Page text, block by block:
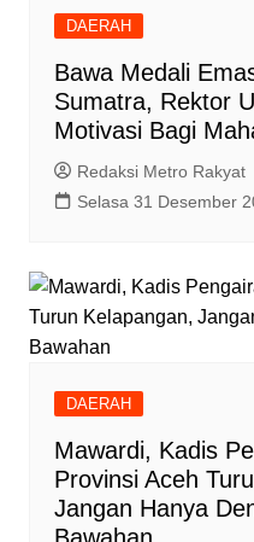
DAERAH
Bawa Medali
Sumatra, Rektor
Motivasi Bagi
Redaksi Metro Rakyat
Selasa 31 Desember
DAERAH
Mawardi, Kadis
Provinsi Aceh
Jangan Hanya